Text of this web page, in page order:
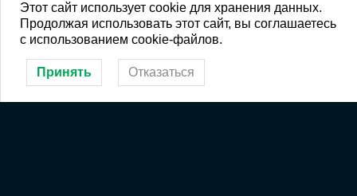
Этот сайт использует cookie для хранения данных.
Продолжая использовать этот сайт, вы соглашаетесь
с использованием cookie-файлов.
Принять Отказаться